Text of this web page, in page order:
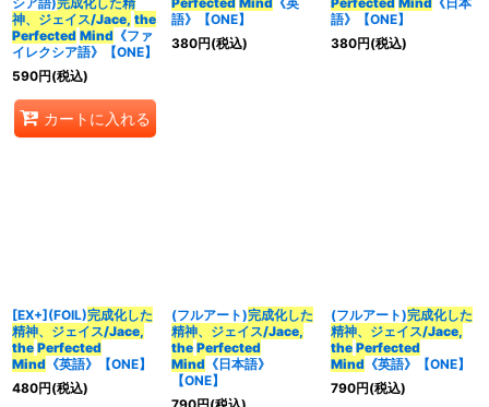
神、ジェイス/Jace, the
Perfected Mind 《ファ
イレクシア語》【ONE】
590円(税込)
カートに入れる
語》【ONE】
380円(税込)
語》【ONE】
380円(税込)
[EX+](FOIL)完成化した
精神、ジェイス/Jace,
the Perfected
Mind 《英語》【ONE】
480円(税込)
(フルアート)完成化した
精神、ジェイス/Jace,
the Perfected
Mind《日本語》
【ONE】
(フルアート)完成化した
精神、ジェイス/Jace,
the Perfected
Mind《英語》【ONE】
790円(税込)